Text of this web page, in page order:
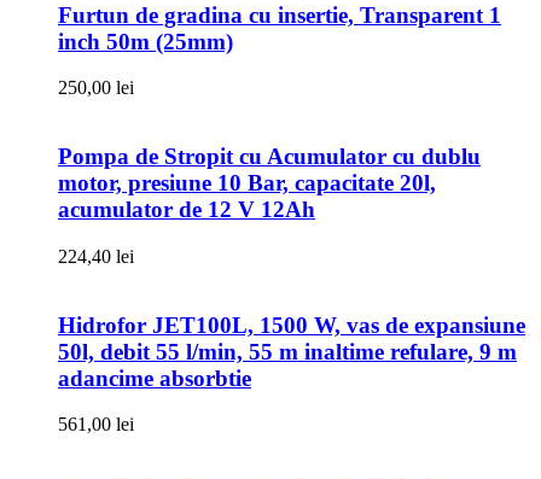
Furtun de gradina cu insertie, Transparent 1
inch 50m (25mm)
250,00 lei
Pompa de Stropit cu Acumulator cu dublu
motor, presiune 10 Bar, capacitate 20l,
acumulator de 12 V 12Ah
224,40 lei
Hidrofor JET100L, 1500 W, vas de expansiune
50l, debit 55 l/min, 55 m inaltime refulare, 9 m
adancime absorbtie
561,00 lei